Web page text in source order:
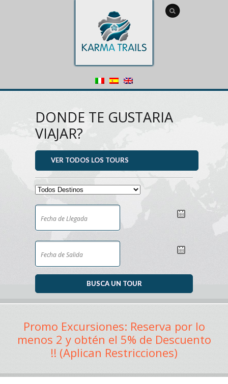
DONDE TE GUSTARIA
VIAJAR?
VER TODOS LOS TOURS
Promo Excursiones: Reserva por lo
menos 2 y obtén el 5% de Descuento
!! (Aplican Restricciones)